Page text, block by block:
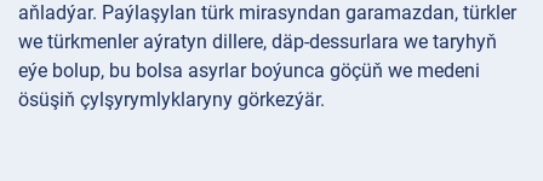
aňladýar. Paýlaşylan türk mirasyndan garamazdan, türkler
we türkmenler aýratyn dillere, däp-dessurlara we taryhyň
eýe bolup, bu bolsa asyrlar boýunca göçüň we medeni
ösüşiň çylşyrymlyklaryny görkezýär.